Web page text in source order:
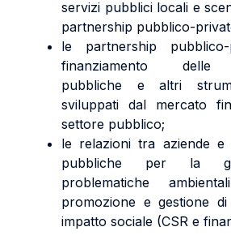
servizi pubblici locali e
partnership pubblico-
le partnership
finanziamento delle
pubbliche e altri
sviluppati dal mercato
settore pubblico;
le relazioni tra aziende e
pubbliche per la
problematiche
promozione e gestione
impatto sociale (CSR e